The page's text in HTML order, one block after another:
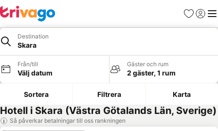
Favoriter
Logga
Destination
Skara
Från/till
Välj datum
Gäster och rum
2 gäster, 1 rum
Sortera Filtrera Karta
Hotell i Skara (Västra Götalands Län, Sverige)
Så påverkar betalningar till oss rankningen